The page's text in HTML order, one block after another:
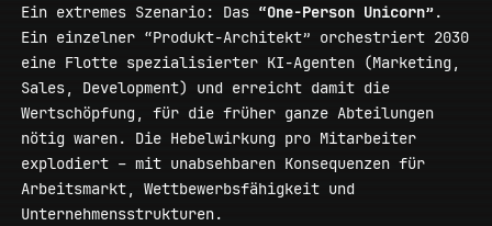
Ein extremes Szenario: Das “One-Person Unicorn”.
Ein einzelner “Produkt-Architekt” orchestriert 2030
eine Flotte spezialisierter KI-Agenten (Marketing,
Sales, Development) und erreicht damit die
Wertschöpfung, für die früher ganze Abteilungen
nötig waren. Die Hebelwirkung pro Mitarbeiter
explodiert – mit unabsehbaren Konsequenzen für
Arbeitsmarkt, Wettbewerbsfähigkeit und
Unternehmensstrukturen.